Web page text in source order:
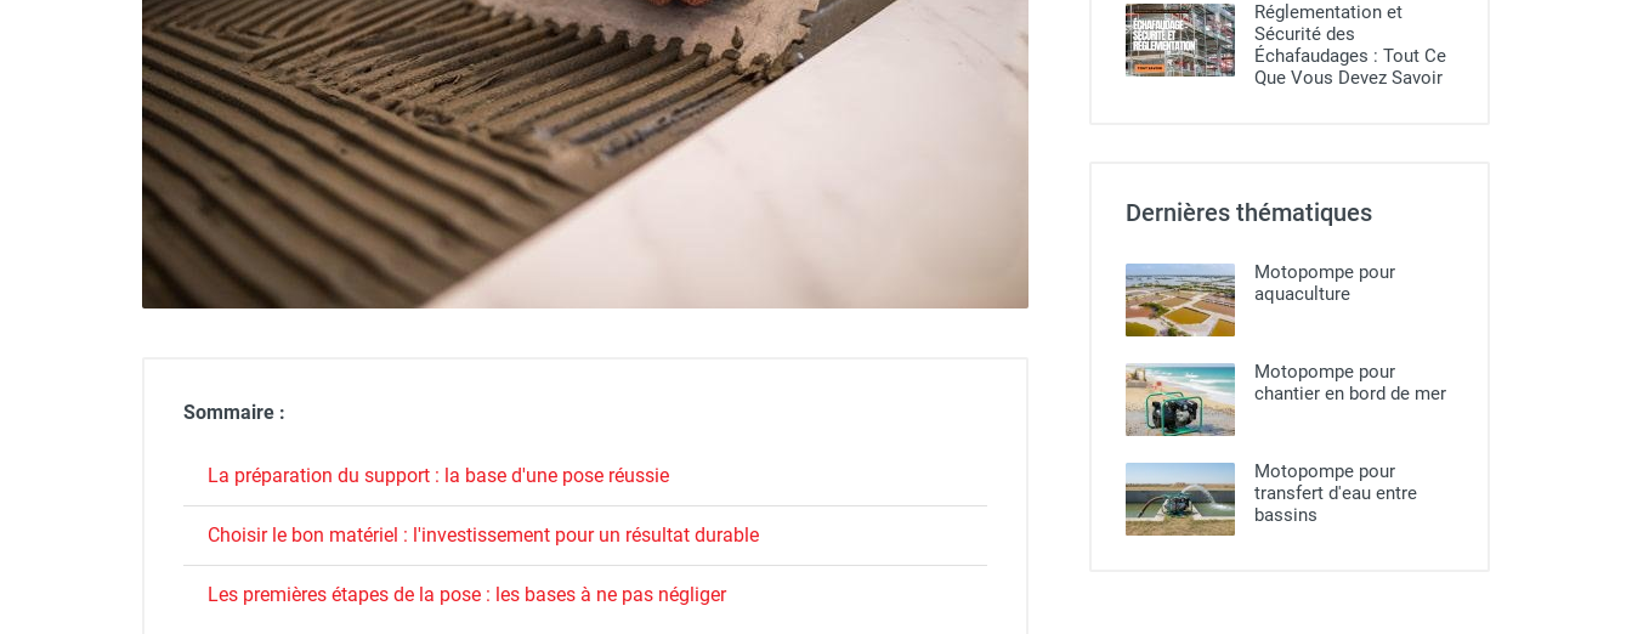
DÉCOLLEUSE À PAPIER PEINT
ET MOQUETTE
ESPACE VERT
TRANSPALETTE, GERBEUR ET
MANUTENTION
MANUTENTION ET LEVAGE
DE CHANTIER
GROUPES ÉLECTROGÈNE, DE
SOUDAGE ET ÉQUIPEMENT
ÉLECTRIQUE
NETTOYEUR HAUTE
STOCKAGE, CUVE ET
Sommaire :
La préparation du support : la base d'une pose réussie
Choisir le bon matériel : l'investissement pour un résultat durable
Les premières étapes de la pose : les bases à ne pas négliger
Réglementation et
Sécurité des
Échafaudages : Tout Ce
Que Vous Devez Savoir
Dernières thématiques
Motopompe pour
aquaculture
Motopompe pour
chantier en bord de mer
Motopompe pour
transfert d'eau entre
bassins